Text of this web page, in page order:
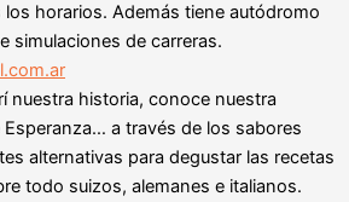
horarios. Además tiene autódromo
simulaciones de carreras.
nuestra historia, conoce nuestra
a través de los sabores
alternativas para degustar las recetas
todo suizos, alemanes e italianos.